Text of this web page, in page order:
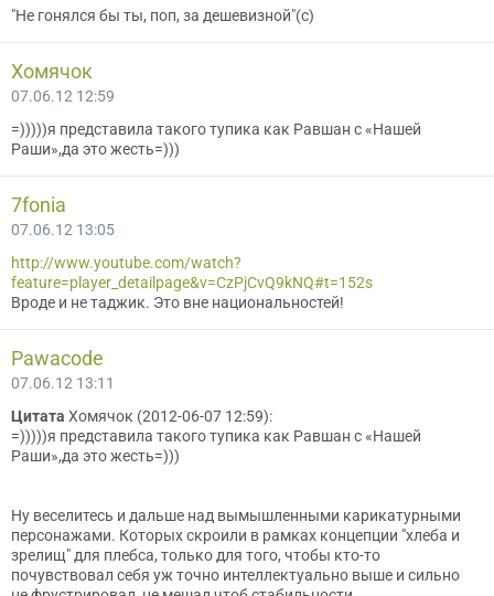
"Не гонялся бы ты, поп, за дешевизной"(с)
Хомячок
07.06.12 12:59
=)))))я представила такого тупика как Равшан с «Нашей
Раши»,да это жесть=)))
7fonia
07.06.12 13:05
http://www.youtube.com/watch?
feature=player_detailpage&v=CzPjCvQ9kNQ#t=152s
Вроде и не таджик. Это вне национальностей!
Pawacode
07.06.12 13:11
Цитата Хомячок (2012-06-07 12:59):
=)))))я представила такого тупика как Равшан с «Нашей
Раши»,да это жесть=)))
Ну веселитесь и дальше над вымышленными карикатурными
персонажами. Которых скроили в рамках концепции "хлеба и
зрелищ" для плебса, только для того, чтобы кто-то
почувствовал себя уж точно интеллектуально выше и сильно